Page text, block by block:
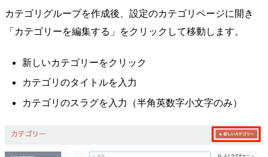
カテゴリグループを作成後、設定のカテゴリページに開き
「カテゴリーを編集する」をクリックして移動します。
新しいカテゴリーをクリック
カテゴリのタイトルを入力
カテゴリのスラグを入力（半角英数字小文字のみ）